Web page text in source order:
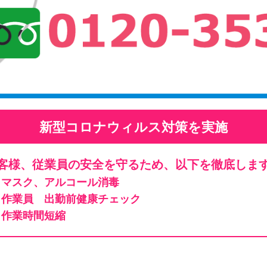
新型コロナウィルス対策を実施
様、従業員の安全を守るため、以下を徹底しま
マスク、アルコール消毒
作業員 出勤前健康チェック
作業時間短縮